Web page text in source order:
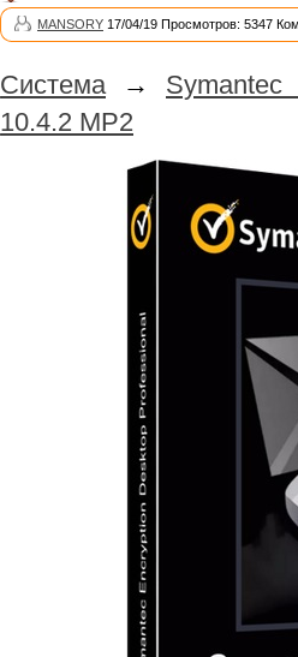
MANSORY 17/04/19 Просмотров: 5347
Система → Symantec
10.4.2 MP2